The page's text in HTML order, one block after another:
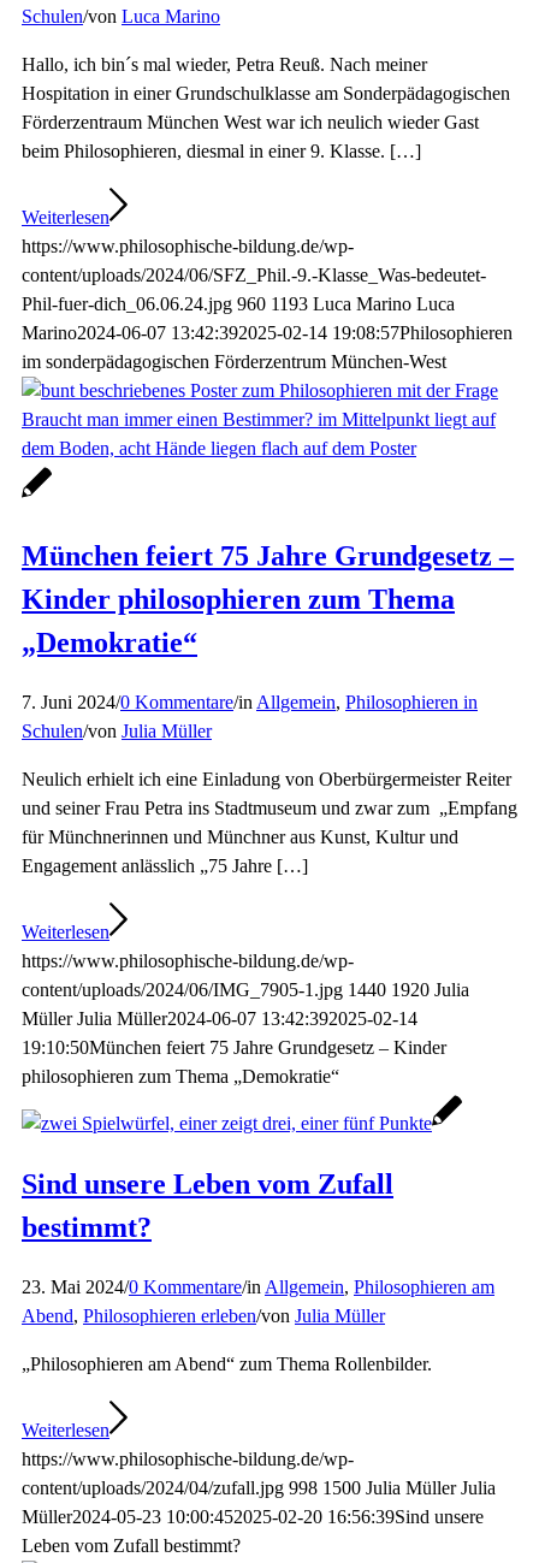
Schulen/von Luca Marino
Hallo, ich bin´s mal wieder, Petra Reuß. Nach meiner
Hospitation in einer Grundschulklasse am Sonderpädagogischen
Förderzentraum München West war ich neulich wieder Gast
beim Philosophieren, diesmal in einer 9. Klasse. […]
Weiterlesen
https://www.philosophische-bildung.de/wp-
content/uploads/2024/06/SFZ_Phil.-9.-Klasse_Was-bedeutet-
Phil-fuer-dich_06.06.24.jpg 960 1193 Luca Marino Luca
Marino2024-06-07 13:42:392025-02-14 19:08:57Philosophieren
im sonderpädagogischen Förderzentrum München-West
München feiert 75 Jahre Grundgesetz –
Kinder philosophieren zum Thema
„Demokratie“
7. Juni 2024/0 Kommentare/in Allgemein, Philosophieren in
Schulen/von Julia Müller
Neulich erhielt ich eine Einladung von Oberbürgermeister Reiter
und seiner Frau Petra ins Stadtmuseum und zwar zum „Empfang
für Münchnerinnen und Münchner aus Kunst, Kultur und
Engagement anlässlich „75 Jahre […]
Weiterlesen
https://www.philosophische-bildung.de/wp-
content/uploads/2024/06/IMG_7905-1.jpg 1440 1920 Julia
Müller Julia Müller2024-06-07 13:42:392025-02-14
19:10:50München feiert 75 Jahre Grundgesetz – Kinder
philosophieren zum Thema „Demokratie“
Sind unsere Leben vom Zufall
bestimmt?
23. Mai 2024/0 Kommentare/in Allgemein, Philosophieren am
Abend, Philosophieren erleben/von Julia Müller
„Philosophieren am Abend“ zum Thema Rollenbilder.
Weiterlesen
https://www.philosophische-bildung.de/wp-
content/uploads/2024/04/zufall.jpg 998 1500 Julia Müller Julia
Müller2024-05-23 10:00:452025-02-20 16:56:39Sind unsere
Leben vom Zufall bestimmt?